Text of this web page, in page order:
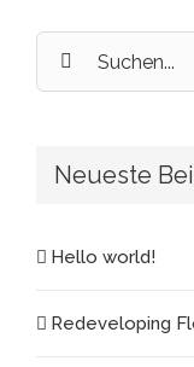
Suche
nach:
Neueste
Hello world!
Redeveloping